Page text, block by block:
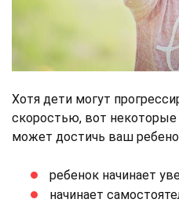
Хотя дети могут
скоростью, вот
может достичь ваш
ребенок начинает
начинает